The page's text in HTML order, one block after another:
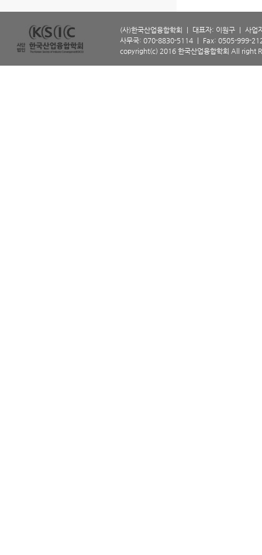
(사)한국산업융합학회 ㅣ 대표자: 이원구 ㅣ 사
사무국: 070-8830-5114 ㅣ Fax: 0505-999-
copyright(c) 2016 한국산업융합학회 All right